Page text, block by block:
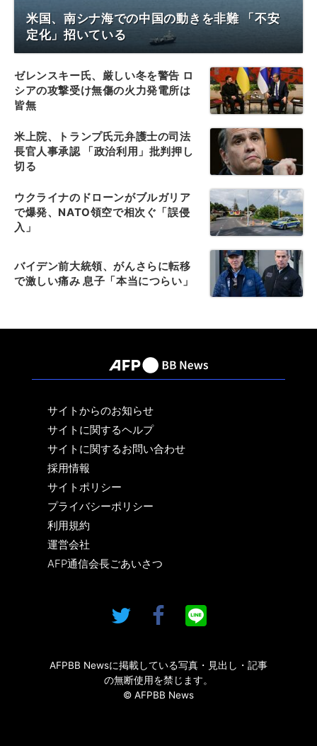
米国、南シナ海での中国の動きを非難 「不安
定化」招いている
ゼレンスキー氏、厳しい冬を警告 ロ
シアの攻撃受け無傷の火力発電所は
皆無
米上院、トランプ氏元弁護士の司法
長官人事承認 「政治利用」批判押し
切る
ウクライナのドローンがブルガリア
で爆発、NATO領空で相次ぐ「誤侵
入」
バイデン前大統領、がんさらに転移
で激しい痛み 息子「本当につらい」
サイトからのお知らせ
サイトに関するヘルプ
サイトに関するお問い合わせ
採用情報
サイトポリシー
プライバシーポリシー
利用規約
運営会社
AFP通信会長ごあいさつ
AFPBB Newsに掲載している写真・見出し・記事
の無断使用を禁じます。
© AFPBB News